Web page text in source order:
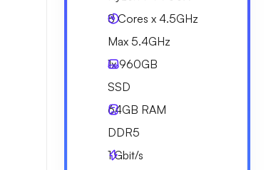
8 Cores x 4.5GHz
Max 5.4GHz
1x960GB
SSD
64GB RAM
DDR5
1Gbit/s